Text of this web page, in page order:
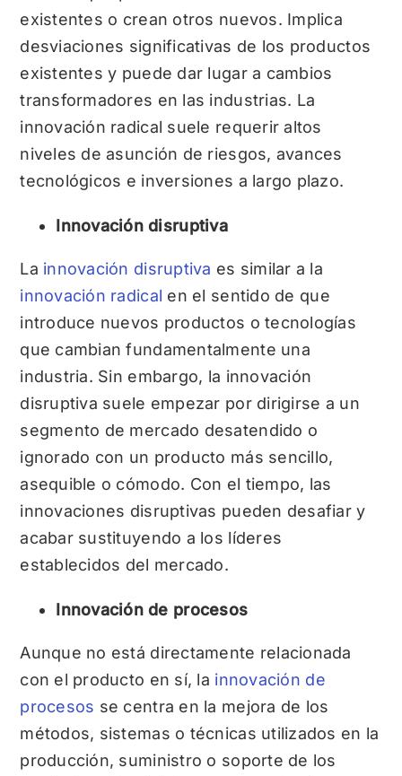
existentes o crean otros nuevos. Implica
desviaciones significativas de los productos
existentes y puede dar lugar a cambios
transformadores en las industrias. La
innovación radical suele requerir altos
niveles de asunción de riesgos, avances
tecnológicos e inversiones a largo plazo.
Innovación disruptiva
La innovación disruptiva es similar a la
innovación radical en el sentido de que
introduce nuevos productos o tecnologías
que cambian fundamentalmente una
industria. Sin embargo, la innovación
disruptiva suele empezar por dirigirse a un
segmento de mercado desatendido o
ignorado con un producto más sencillo,
asequible o cómodo. Con el tiempo, las
innovaciones disruptivas pueden desafiar y
acabar sustituyendo a los líderes
establecidos del mercado.
Innovación de procesos
Aunque no está directamente relacionada
con el producto en sí, la innovación de
procesos se centra en la mejora de los
métodos, sistemas o técnicas utilizados en la
producción, suministro o soporte de los